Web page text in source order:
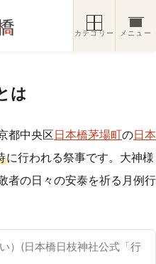
カテゴリー メニュー
は
都中央区日本橋茅場町の日本
に行われる祭事です。大神様
者の日々の安泰を祈る月例行
）(日本橋日枝神社公式「行